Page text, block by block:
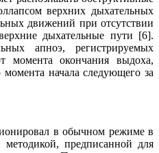
верхних дыхательных
движений при отсутствии
дыхательные пути [6].
апноэ, регистрируемых
момента окончания выдоха,
начала следующего за
в обычном режиме в
методикой, предписанной для